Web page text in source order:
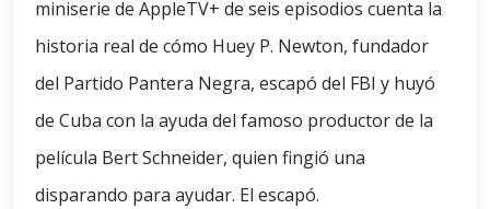
miniserie de AppleTV+ de seis episodios cuenta la
historia real de cómo Huey P. Newton, fundador
del Partido Pantera Negra, escapó del FBI y huyó
de Cuba con la ayuda del famoso productor de la
película Bert Schneider, quien fingió una
disparando para ayudar. El escapó.